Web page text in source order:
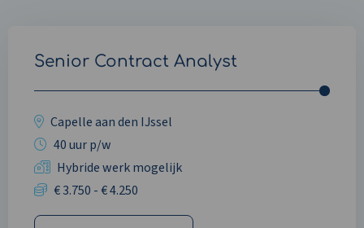
Senior Contract Analyst
Capelle aan den IJssel
40 uur p/w
Hybride werk mogelijk
€ 3.750 - € 4.250